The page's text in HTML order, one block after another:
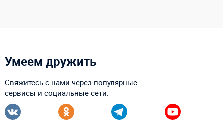
Умеем дружить
Свяжитесь с нами через популярные
сервисы и социальные сети: